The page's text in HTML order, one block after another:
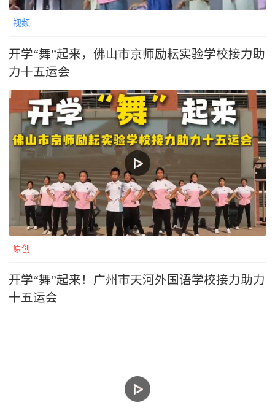
视频
开学“舞”起来，佛山市京师励耘实验学校接力助
力十五运会
原创
开学“舞”起来！广州市天河外国语学校接力助力
十五运会